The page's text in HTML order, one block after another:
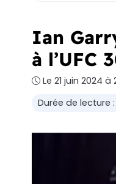
Ian
à l’UFC
Le 21 juin 2024 à
Durée de lecture